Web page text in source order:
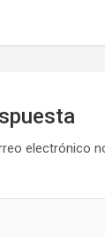
electrónico